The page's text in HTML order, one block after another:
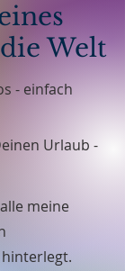
Welt
- einfach
Urlaub -
meine